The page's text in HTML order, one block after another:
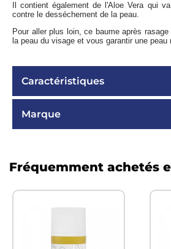
Il contient également de l'Aloe Vera qui
contre le desséchement de la peau.
Pour aller plus loin, ce baume après
la peau du visage et vous garantir une peau
Caractéristiques
Marque
Fréquemment achetés